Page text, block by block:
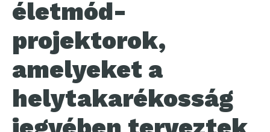
életmód-
projektorok,
amelyeket a
helytakarékosság